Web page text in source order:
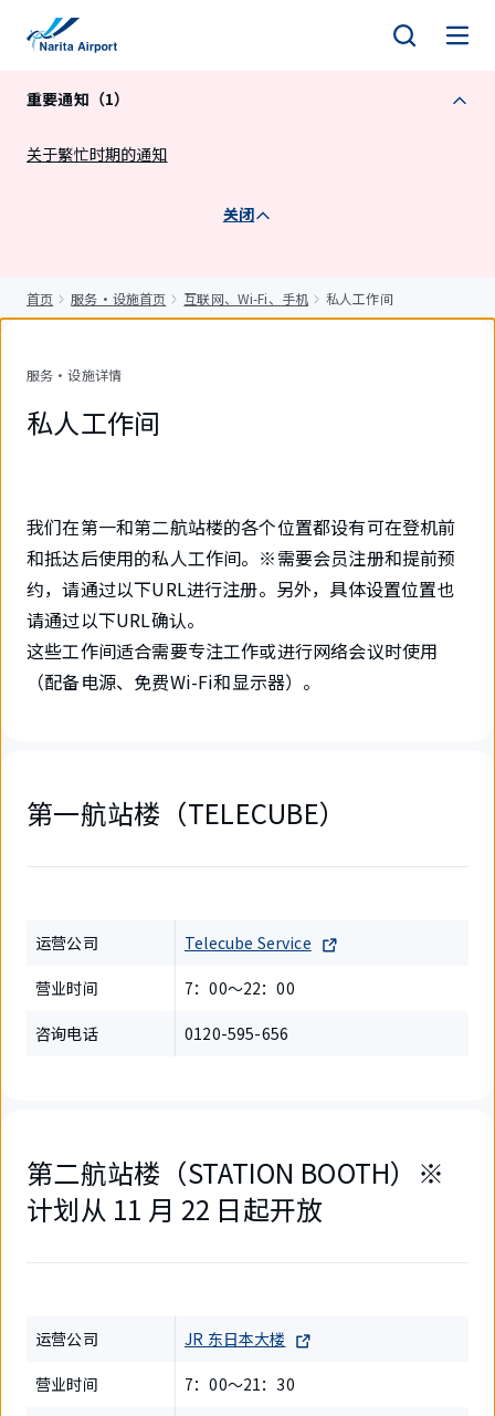
重要通知（1）
关于繁忙时期的通知
关闭
首页 服务・设施首页 互联网、Wi-Fi、手机 私人工作间
服务・设施详情
私人工作间
我们在第一和第二航站楼的各个位置都设有可在登机前
和抵达后使用的私人工作间。※需要会员注册和提前预
约，请通过以下URL进行注册。另外，具体设置位置也
请通过以下URL确认。
这些工作间适合需要专注工作或进行网络会议时使用
（配备电源、免费Wi-Fi和显示器）。
第一航站楼（TELECUBE）
运营公司 Telecube Service
营业时间 7：00～22：00
咨询电话 0120-595-656
第二航站楼（STATION BOOTH）※
计划从 11 月 22 日起开放
运营公司 JR 东日本大楼
营业时间 7：00～21：30